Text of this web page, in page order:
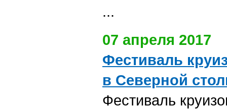
...
07 апреля 2017
Фестиваль
в Северной
Фестиваль